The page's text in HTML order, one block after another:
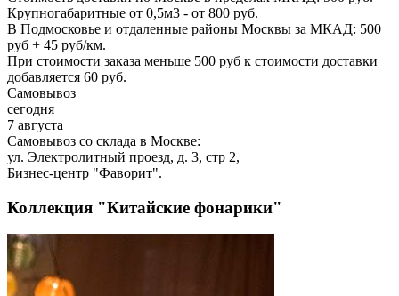
Крупногабаритные от 0,5м3 - от 800 руб.
В Подмосковье и отдаленные районы Москвы за МКАД: 500
руб + 45 руб/км.
При стоимости заказа меньше 500 руб к стоимости доставки
добавляется 60 руб.
Самовывоз
сегодня
7 августа
Самовывоз со склада в Москве:
ул. Электролитный проезд, д. 3, стр 2,
Бизнес-центр "Фаворит".
Коллекция "Китайские фонарики"